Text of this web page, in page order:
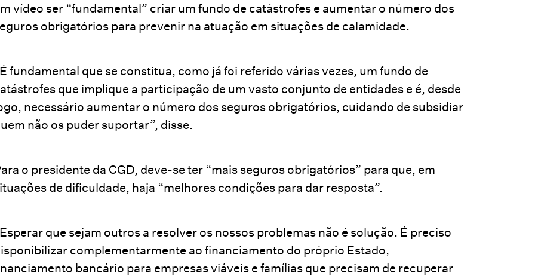
vídeo ser “fundamental” criar um fundo de catástrofes e aumentar o número dos
obrigatórios para prevenir na atuação em situações de calamidade.
fundamental que se constitua, como já foi referido várias vezes, um fundo de
que implique a participação de um vasto conjunto de entidades e é, desde
necessário aumentar o número dos seguros obrigatórios, cuidando de subsidiar
não os puder suportar”, disse.
o presidente da CGD, deve-se ter “mais seguros obrigatórios” para que, em
de dificuldade, haja “melhores condições para dar resposta”.
que sejam outros a resolver os nossos problemas não é solução. É preciso
complementarmente ao financiamento do próprio Estado,
bancário para empresas viáveis e famílias que precisam de recuperar